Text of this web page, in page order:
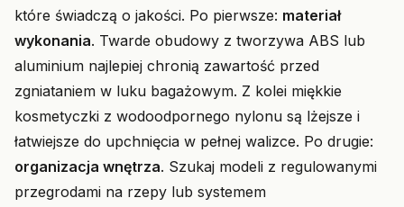
które świadczą o jakości. Po pierwsze: materiał
wykonania. Twarde obudowy z tworzywa ABS lub
aluminium najlepiej chronią zawartość przed
zgniataniem w luku bagażowym. Z kolei miękkie
kosmetyczki z wodoodpornego nylonu są lżejsze i
łatwiejsze do upchnięcia w pełnej walizce. Po drugie:
organizacja wnętrza. Szukaj modeli z regulowanymi
przegrodami na rzepy lub systemem